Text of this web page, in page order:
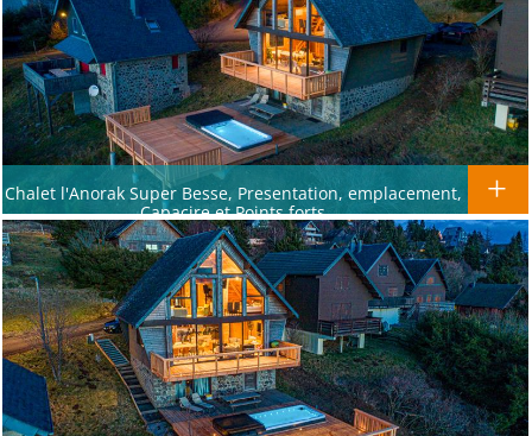
Chalet l'Anorak Super Besse, Presentation, emplacement,
Capacire et Points forts